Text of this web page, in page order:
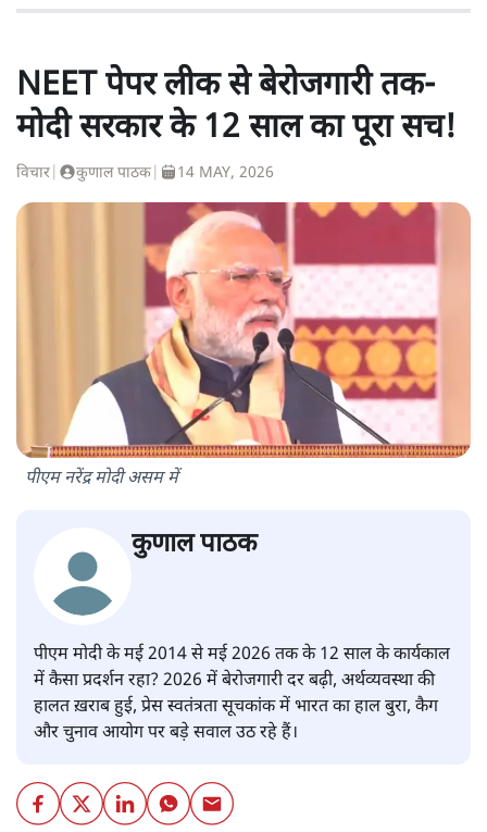
NEET पेपर लीक से बेरोजगारी तक-
मोदी सरकार के 12 साल का पूरा सच!
विचार कुणाल पाठक 14 MAY, 2026
पीएम नरेंद्र मोदी असम में
कुणाल पाठक
पीएम मोदी के मई 2014 से मई 2026 तक के 12 साल के कार्यकाल
में कैसा प्रदर्शन रहा? 2026 में बेरोजगारी दर बढ़ी, अर्थव्यवस्था की
हालत ख़राब हुई, प्रेस स्वतंत्रता सूचकांक में भारत का हाल बुरा, कैग
और चुनाव आयोग पर बड़े सवाल उठ रहे हैं।